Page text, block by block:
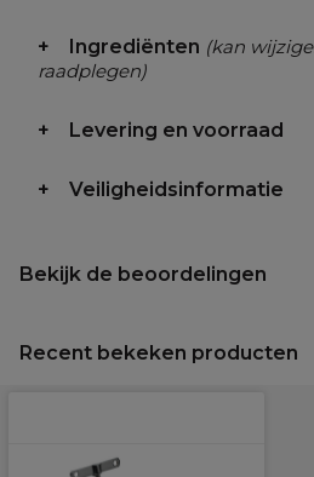
Ingrediënten (kan
raadplegen)
Levering en voorraad
Veiligheidsinformatie
Bekijk de beoordelingen
Recent bekeken producten